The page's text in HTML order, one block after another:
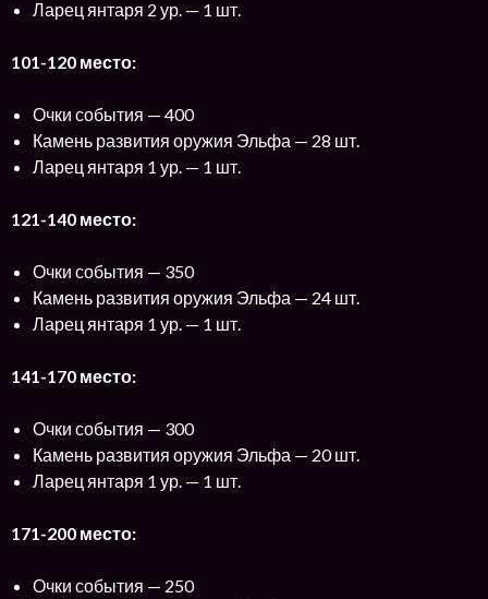
Ларец янтаря 2 ур. — 1 шт.
101-120 место:
Очки события — 400
Камень развития оружия Эльфа — 28 шт.
Ларец янтаря 1 ур. — 1 шт.
121-140 место:
Очки события — 350
Камень развития оружия Эльфа — 24 шт.
Ларец янтаря 1 ур. — 1 шт.
141-170 место:
Очки события — 300
Камень развития оружия Эльфа — 20 шт.
Ларец янтаря 1 ур. — 1 шт.
171-200 место:
Очки события — 250